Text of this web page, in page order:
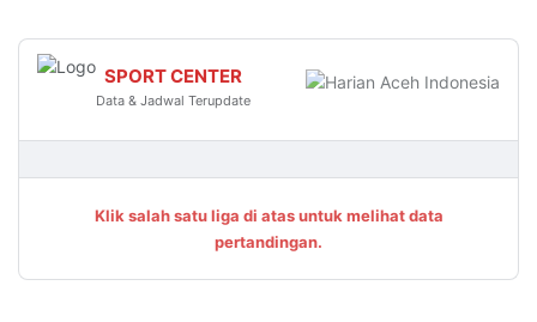
SPORT CENTER
Data & Jadwal Terupdate
Klik salah satu liga di atas untuk melihat data
pertandingan.